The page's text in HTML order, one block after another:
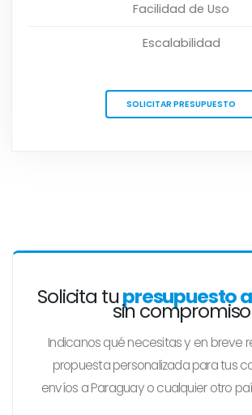
Facilidad de Uso
Escalabilidad
SOLICITAR PRESUPUESTO
Solicita tupresupuesto
sin compromiso
Indicanos qué necesitas y en breve
propuesta personalizada para tus
envíos a Paraguay o cualquier otro